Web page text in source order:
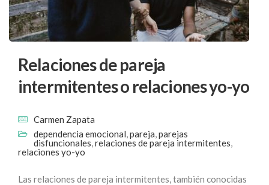
Relaciones de pareja
intermitentes o relaciones yo-yo
Carmen Zapata
dependencia emocional,pareja,parejas
disfuncionales,relaciones de pareja intermitentes,
relaciones yo-yo
Las relaciones de pareja intermitentes, también conocidas